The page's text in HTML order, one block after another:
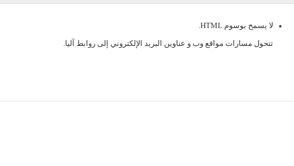
لا يسمح بوسوم HTML.
تتحول مسارات مواقع وب و عناوين البريد الإلكتروني إلى روابط آليا.